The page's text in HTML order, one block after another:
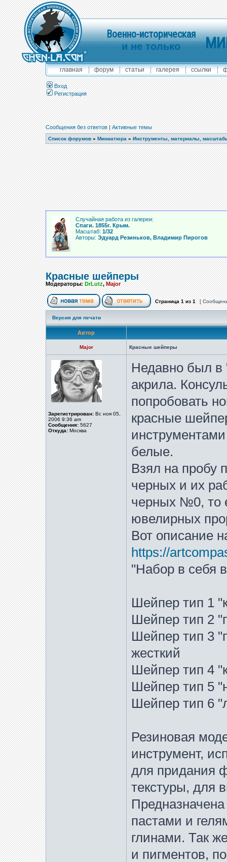
Военно-историческая
и не только
главная форум статьи галерея ссылки
Вход
Регистрация
Сообщения без ответов|Активные темы
Список форумов » Миниатюра » Инструменты, материалы,
Случайная работа из галереи:
Спаги. 1855г. Крым.
Масштаб: 1/32
Авторы: Эдуард Резиньков, Владимир Пирогов
Красные шейперы
Модераторы:DrLutz,Major
Страница1из1 [
Версия для печати
Автор
Major Красные шейперы
Зарегистрирован: Вс ноя 05,
2006 9:36 am
Сообщения: 5627
Откуда: Москва
Недавно был в
акрила.
попробовать
красные
белые.
Взял на пробу
черных и их
черных №0, то
ювелирных
Вот описание
https://
"Набор в себя
Шейпер тип 1
Шейпер тип 2
Шейпер тип 3
жесткий
Шейпер тип 4
Шейпер тип 5
Шейпер тип 6
Резиновая
инструмент,
для придания
текстуры, для
пастами и
глинами. Так
и пигментов,